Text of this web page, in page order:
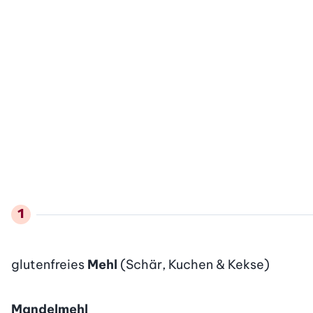
glutenfreies Mehl (Schär, Kuchen & Kekse)
Mandelmehl